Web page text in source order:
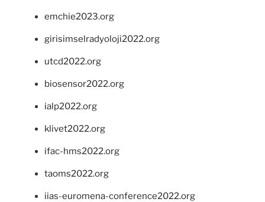
emchie2023.org
girisimselradyoloji2022.org
utcd2022.org
biosensor2022.org
ialp2022.org
klivet2022.org
ifac-hms2022.org
taoms2022.org
iias-euromena-conference2022.org